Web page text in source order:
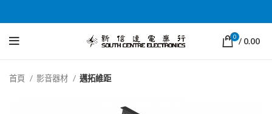
0 / 0.00
首頁 影音器材 邁拓維距